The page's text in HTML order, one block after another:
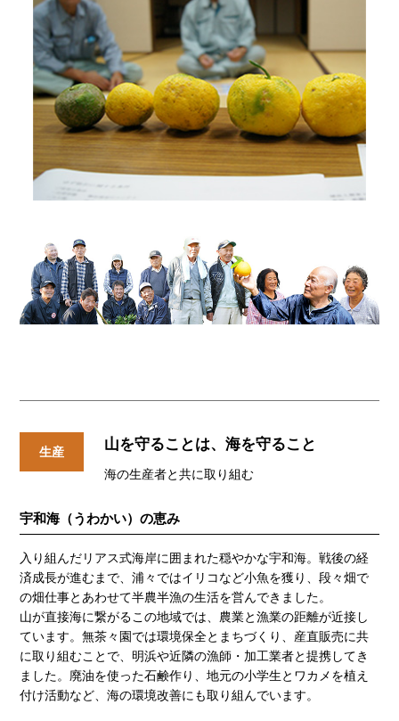
生産 山を守ることは、海を守ること
海の生産者と共に取り組む
宇和海（うわかい）の恵み
入り組んだリアス式海岸に囲まれた穏やかな宇和海。戦後の経
済成長が進むまで、浦々ではイリコなど小魚を獲り、段々畑で
の畑仕事とあわせて半農半漁の生活を営んできました。
山が直接海に繋がるこの地域では、農業と漁業の距離が近接し
ています。無茶々園では環境保全とまちづくり、産直販売に共
に取り組むことで、明浜や近隣の漁師・加工業者と提携してき
ました。廃油を使った石鹸作り、地元の小学生とワカメを植え
付け活動など、海の環境改善にも取り組んでいます。